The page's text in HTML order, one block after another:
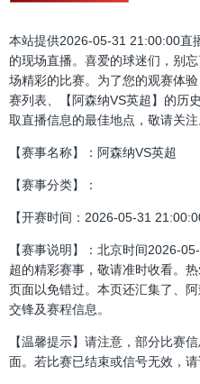
本站提供2026-05-31 21:00:00直
的现场直播。喜爱的球迷们，别
场精彩的比赛。为了您的观赛体
赛列表、【阿森纳VS英超】的历
取直播信息的最佳地点，敬请关注
【赛事名称】：阿森纳VS英超
【赛事分类】：
【开赛时间：2026-05-31
【赛事说明】：北京时间2026-
超的精彩赛事，敬请准时收看。
页面以免错过。本页还汇集了、
交锋及赛程信息。
【温馨提示】请注意，部分比赛
面。若比赛已结束或信号无效，